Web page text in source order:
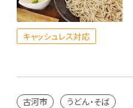
キャッシュレス対応
古河市 うどん・そば